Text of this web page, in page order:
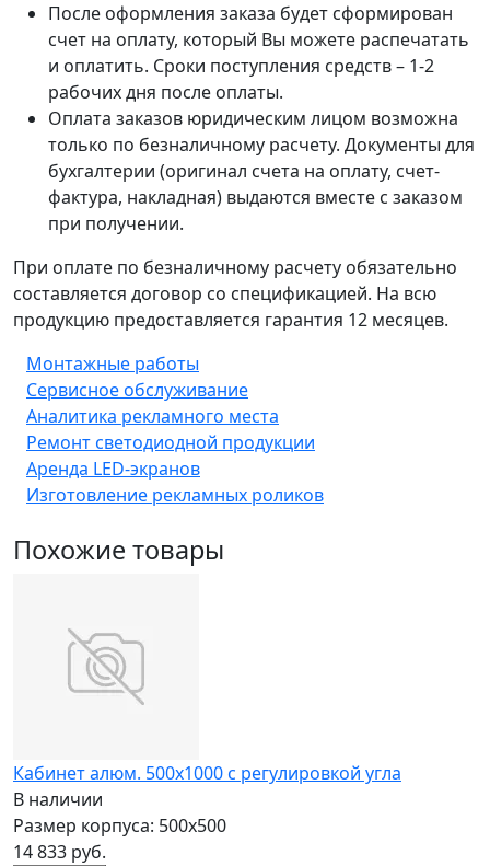
После оформления заказа будет сформирован
счет на оплату, который Вы можете распечатать
и оплатить. Сроки поступления средств – 1-2
рабочих дня после оплаты.
Оплата заказов юридическим лицом возможна
только по безналичному расчету. Документы для
бухгалтерии (оригинал счета на оплату, счет-
фактура, накладная) выдаются вместе с заказом
при получении.
При оплате по безналичному расчету обязательно
составляется договор со спецификацией. На всю
продукцию предоставляется гарантия 12 месяцев.
Монтажные работы
Сервисное обслуживание
Аналитика рекламного места
Ремонт светодиодной продукции
Аренда LED-экранов
Изготовление рекламных роликов
Похожие товары
Кабинет алюм. 500х1000 с регулировкой угла
В наличии
Размер корпуса: 500x500
14 833 руб.